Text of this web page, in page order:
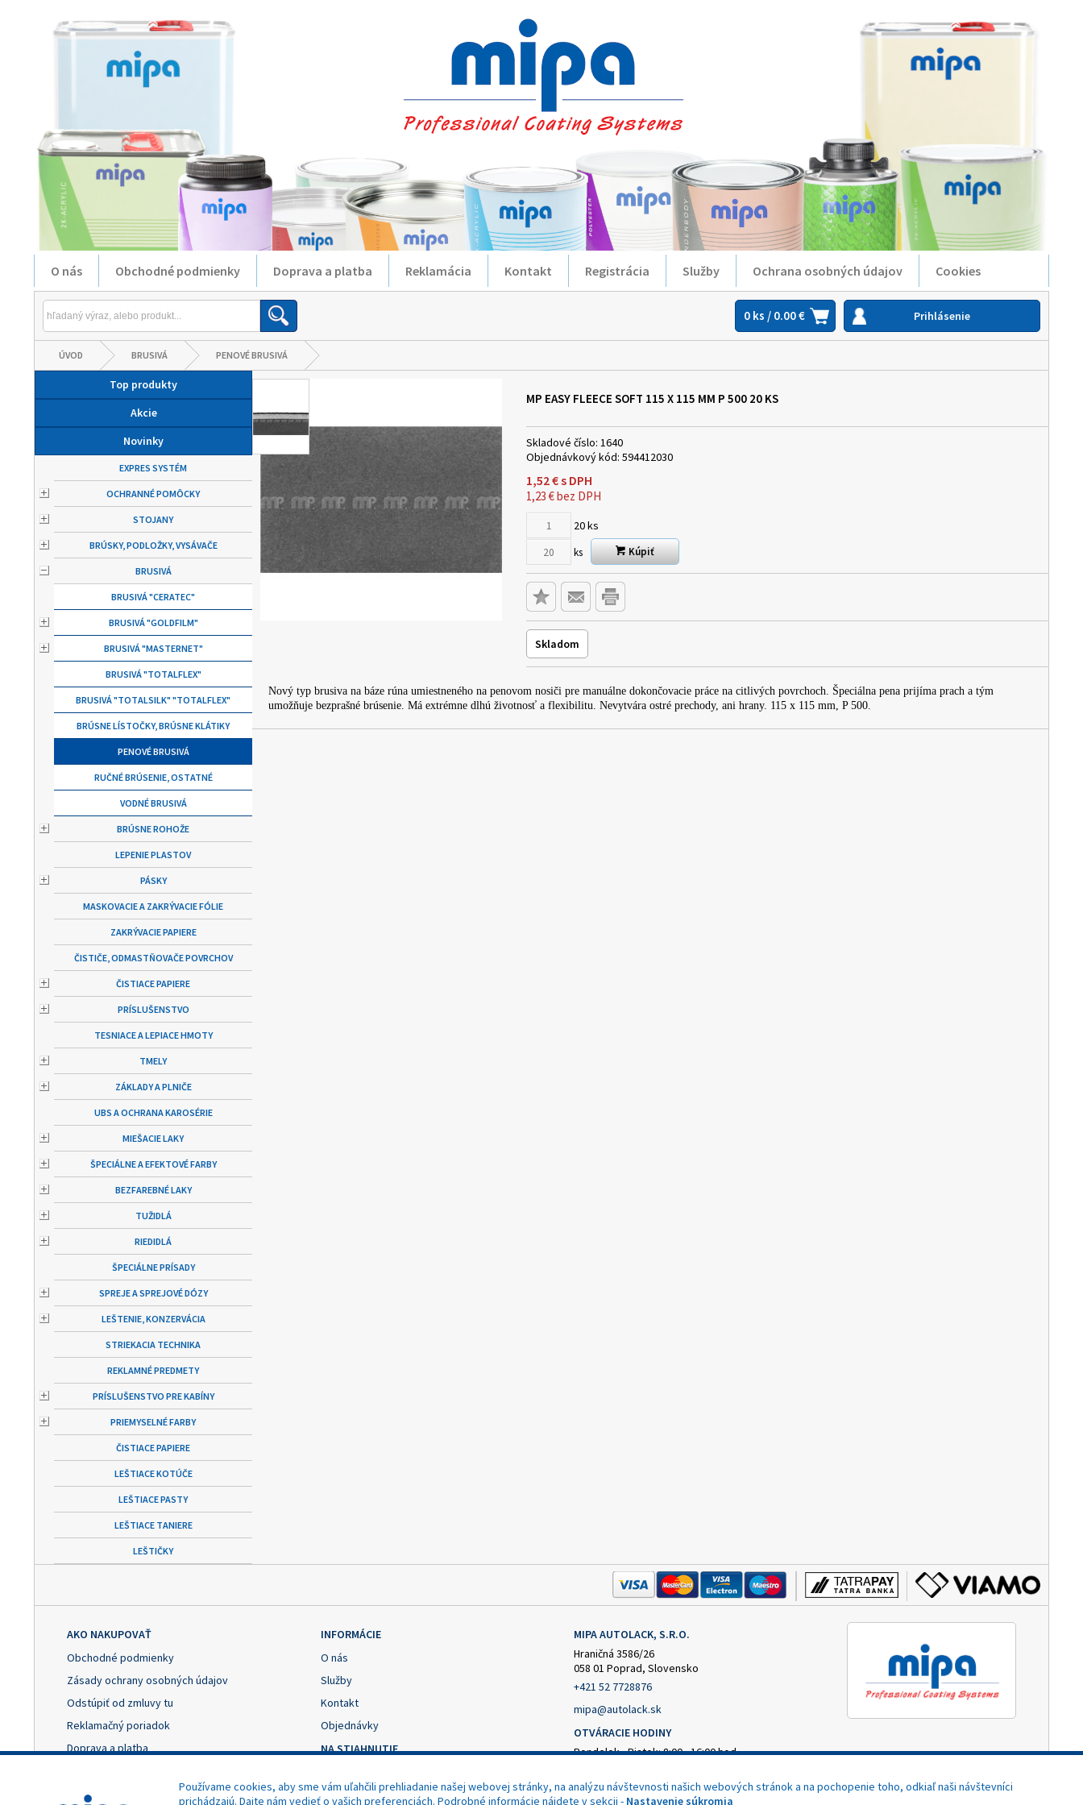
O nás Obchodné podmienky Doprava a platba Reklamácia Kontakt Registrácia Služby Ochrana osobných údajov Cookies
0 ks / 0.00 € Prihlásenie
ÚVOD BRUSIVÁ PENOVÉ BRUSIVÁ
Top produkty
Akcie
Novinky
EXPRES SYSTÉM
OCHRANNÉ POMÔCKY
STOJANY
BRÚSKY, PODLOŽKY, VYSÁVAČE
BRUSIVÁ
BRUSIVÁ "CERATEC"
BRUSIVÁ "GOLDFILM"
BRUSIVÁ "MASTERNET"
BRUSIVÁ "TOTALFLEX"
BRUSIVÁ "TOTALSILK" "TOTALFLEX"
BRÚSNE LÍSTOČKY, BRÚSNE KLÁTIKY
PENOVÉ BRUSIVÁ
RUČNÉ BRÚSENIE, OSTATNÉ
VODNÉ BRUSIVÁ
BRÚSNE ROHOŽE
LEPENIE PLASTOV
PÁSKY
MASKOVACIE A ZAKRÝVACIE FÓLIE
ZAKRÝVACIE PAPIERE
ČISTIČE, ODMASTŇOVAČE POVRCHOV
ČISTIACE PAPIERE
PRÍSLUŠENSTVO
TESNIACE A LEPIACE HMOTY
TMELY
ZÁKLADY A PLNIČE
UBS A OCHRANA KAROSÉRIE
MIEŠACIE LAKY
ŠPECIÁLNE A EFEKTOVÉ FARBY
BEZFAREBNÉ LAKY
TUŽIDLÁ
RIEDIDLÁ
ŠPECIÁLNE PRÍSADY
SPREJE A SPREJOVÉ DÓZY
LEŠTENIE, KONZERVÁCIA
STRIEKACIA TECHNIKA
REKLAMNÉ PREDMETY
PRÍSLUŠENSTVO PRE KABÍNY
PRIEMYSELNÉ FARBY
ČISTIACE PAPIERE
LEŠTIACE KOTÚČE
LEŠTIACE PASTY
LEŠTIACE TANIERE
LEŠTIČKY
MP EASY FLEECE SOFT 115 X 115 MM P 500 20 KS
Skladové číslo: 1640
Objednávkový kód: 594412030
1,52€s DPH
1,23 €bez DPH
20ks
ks Kúpiť
Skladom
Nový typ brusiva na báze rúna umiestneného na penovom nosiči pre manuálne dokončovacie práce na citlivých povrchoch. Špeciálna pena prijíma prach a tým
umožňuje bezprašné brúsenie. Má extrémne dlhú životnosť a flexibilitu. Nevytvára ostré prechody, ani hrany. 115 x 115 mm, P 500.
AKO NAKUPOVAŤ
Obchodné podmienky
Zásady ochrany osobných údajov
Odstúpiť od zmluvy tu
Reklamačný poriadok
Doprava a platba
Nastavenie cookies
INFORMÁCIE
O nás
Služby
Kontakt
Objednávky
NA STIAHNUTIE
Odstúpenie od zmluvy
MIPA AUTOLACK, S.R.O.
Hraničná 3586/26
058 01 Poprad, Slovensko
+421 52 7728876
mipa@autolack.sk
OTVÁRACIE HODINY
Pondelok - Piatok: 8:00 - 16:00 hod.
Používame cookies, aby sme vám uľahčili prehliadanie našej webovej stránky, na analýzu návštevnosti našich webových stránok a na pochopenie toho, odkiaľ naši návštevníci
prichádzajú. Dajte nám vedieť o vašich preferenciách. Podrobné informácie nájdete v sekcii - Nastavenie súkromia